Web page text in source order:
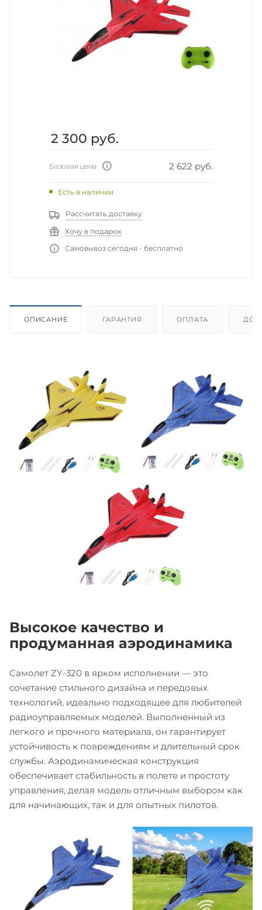
2 300 руб.
Базовая цена 2 622 руб.
Есть в наличии
Рассчитать доставку
Хочу в подарок
Самовывоз сегодня - бесплатно
ОПИСАНИЕ ГАРАНТИЯ ОПЛАТА
Высокое качество и
продуманная аэродинамика
Самолет ZY-320 в ярком исполнении — это
сочетание стильного дизайна и передовых
технологий, идеально подходящее для любителей
радиоуправляемых моделей. Выполненный из
легкого и прочного материала, он гарантирует
устойчивость к повреждениям и длительный срок
службы. Аэродинамическая конструкция
обеспечивает стабильность в полете и простоту
управления, делая модель отличным выбором как
для начинающих, так и для опытных пилотов.